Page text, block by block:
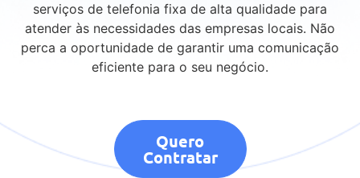
serviços de telefonia fixa de alta qualidade para
atender às necessidades das empresas locais. Não
perca a oportunidade de garantir uma comunicação
eficiente para o seu negócio.
Quero
Contratar